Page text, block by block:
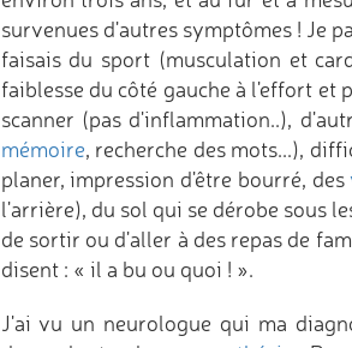
survenues d'autres symptômes ! Je
faisais du sport (musculation et
faiblesse du côté gauche à l'effort et
scanner (pas d'inflammation..),
mémoire, recherche des mots...),
planer, impression d'être bourré, des
l'arrière), du sol qui se dérobe sous
de sortir ou d'aller à des repas de
disent : « il a bu ou quoi ! ».
J'ai vu un neurologue qui ma